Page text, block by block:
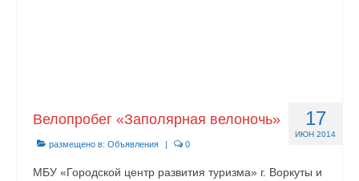
17
ИЮН 2014
Велопробег «Заполярная велоночь»
размещено в: Объявления | 0
МБУ «Городской центр развития туризма» г. Воркуты и